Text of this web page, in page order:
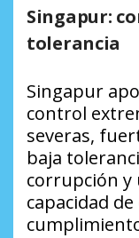
Singapur:
tolerancia
Singapur
control
severas,
baja
corrupción y
capacidad